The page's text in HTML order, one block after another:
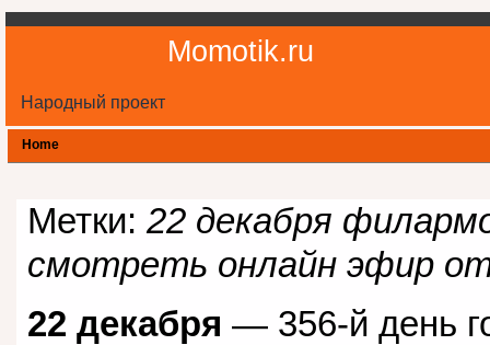
Momotik.ru
Народный проект
Home
Метки: 22 декабря
смотреть онлайн эфир от
22 декабря — 356-й день